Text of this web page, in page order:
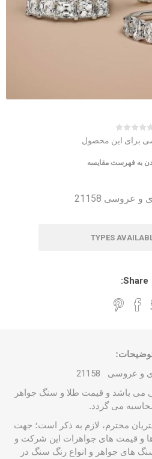
برای این محصول
به فهرست مقایسه
عروسی 21158
TYPES
Share:
و عروسی
می باشد و قیمت طلا و سنگ جواهر
می گردد.
محترم، لازم به ذکر است؛ جهت
و قیمت های جواهرات این شرکت و
های جواهر و انواع رنگ سنگ در